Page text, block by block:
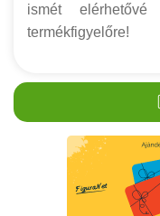
ismét
termékfigyelőre!